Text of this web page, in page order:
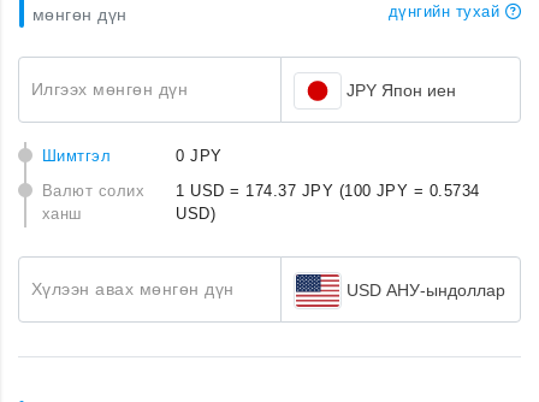
мөнгөн дүн
дүнгийн тухай
Илгээх мөнгөн дүн JPY Япон иен
Шимтгэл
0 JPY
Валют солих
ханш
1 USD = 174.37 JPY (100 JPY = 0.5734
USD)
Хүлээн авах мөнгөн дүн USD АНУ-ындоллар